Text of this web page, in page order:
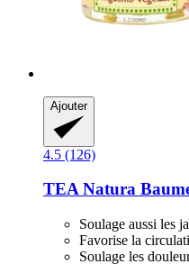
Ajouter
4.5 (126)
TEA Natura
Soulage aussi les
Favorise la
Soulage les